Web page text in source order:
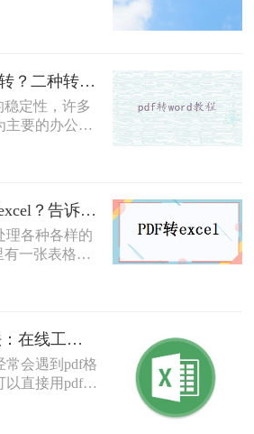
的进步，但
。很多小伙
很多小伙伴就
excel表呢？
绍三个将pdf
pdf转word文档怎么转？二种转换方法了解一下！
定性，许多
主要的办公文
时刻，优势
，如果你想
它们。那么，
？这里分享二
我们来看看。
pdf怎么免费转换成excel？告诉你二个简单的方法！
理各种各样的
一张表格，
呢？还是说直
你二个简单的
下面来分享下
！
PDF转Excel免费2法：在线工具和桌面软件的识别精度对比！
常会遇到pdf格
以直接用pdf编
活。如果是
直接编辑。所